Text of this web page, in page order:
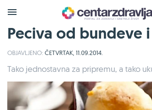
Peciva od bundeve
OBJAVLJENO: ČETVRTAK, 11.09.2014.
Tako jednostavna za pripremu, a tako